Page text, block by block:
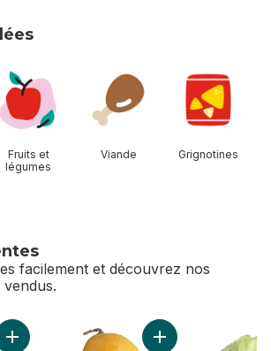
Fruits et
légumes
Viande Grignotines
facilement et découvrez nos
ventes
Ajouter Melon d’eau rouge sans pépins au
Ajouter Mangues